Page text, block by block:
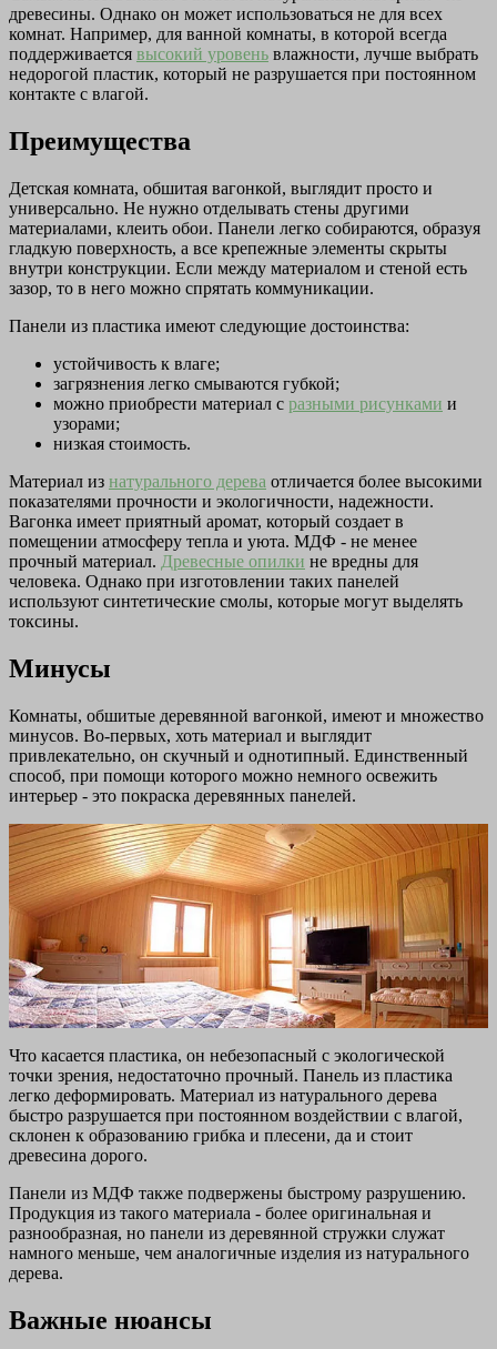
древесины. Однако он может использоваться не для всех
комнат. Например, для ванной комнаты, в которой всегда
поддерживается высокий уровень влажности, лучше выбрать
недорогой пластик, который не разрушается при постоянном
контакте с влагой.
Преимущества
Детская комната, обшитая вагонкой, выглядит просто и
универсально. Не нужно отделывать стены другими
материалами, клеить обои. Панели легко собираются, образуя
гладкую поверхность, а все крепежные элементы скрыты
внутри конструкции. Если между материалом и стеной есть
зазор, то в него можно спрятать коммуникации.
Панели из пластика имеют следующие достоинства:
устойчивость к влаге;
загрязнения легко смываются губкой;
можно приобрести материал с разными рисунками и
узорами;
низкая стоимость.
Материал из натурального дерева отличается более высокими
показателями прочности и экологичности, надежности.
Вагонка имеет приятный аромат, который создает в
помещении атмосферу тепла и уюта. МДФ - не менее
прочный материал. Древесные опилки не вредны для
человека. Однако при изготовлении таких панелей
используют синтетические смолы, которые могут выделять
токсины.
Минусы
Комнаты, обшитые деревянной вагонкой, имеют и множество
минусов. Во-первых, хоть материал и выглядит
привлекательно, он скучный и однотипный. Единственный
способ, при помощи которого можно немного освежить
интерьер - это покраска деревянных панелей.
Что касается пластика, он небезопасный с экологической
точки зрения, недостаточно прочный. Панель из пластика
легко деформировать. Материал из натурального дерева
быстро разрушается при постоянном воздействии с влагой,
склонен к образованию грибка и плесени, да и стоит
древесина дорого.
Панели из МДФ также подвержены быстрому разрушению.
Продукция из такого материала - более оригинальная и
разнообразная, но панели из деревянной стружки служат
намного меньше, чем аналогичные изделия из натурального
дерева.
Важные нюансы